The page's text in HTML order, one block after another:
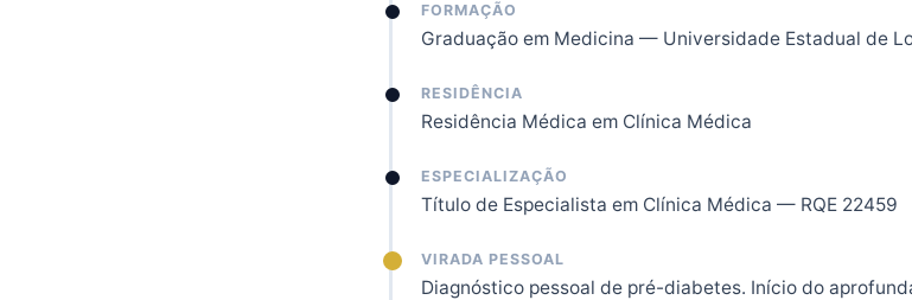
FORMAÇÃO
Graduação em Medicina — Universidade Estadual de
RESIDÊNCIA
Residência Médica em Clínica Médica
ESPECIALIZAÇÃO
Título de Especialista em Clínica Médica — RQE 22459
VIRADA PESSOAL
Diagnóstico pessoal de pré-diabetes. Início do